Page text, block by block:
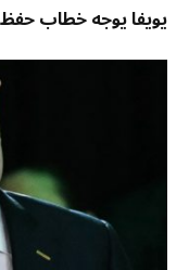
يويفا يوجه خطاب حفظ